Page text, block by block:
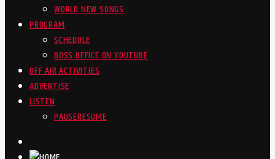
WORLD NEW SONGS
PROGRAM
SCHEDULE
BOSS OFFICE ON YOUTUBE
OFF AIR ACTIVITIES
ADVERTISE
LISTEN
PAUSERESUME